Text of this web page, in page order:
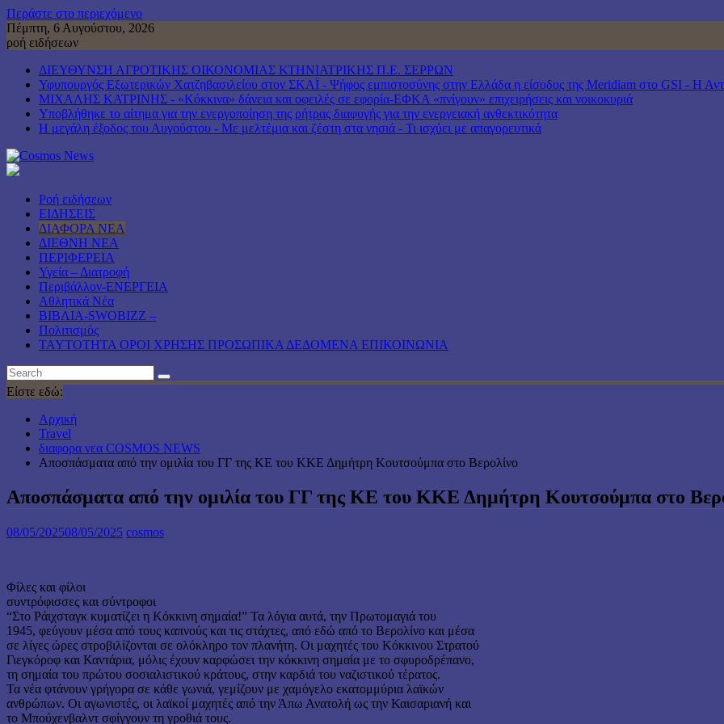
Περάστε στο περιεχόμενο
Πέμπτη, 6 Αυγούστου, 2026
ροή ειδήσεων
ΔΙΕΥΘΥΝΣΗ ΑΓΡΟΤΙΚΗΣ ΟΙΚΟΝΟΜΙΑΣ ΚΤΗΝΙΑΤΡΙΚΗΣ Π.Ε. ΣΕΡΡΩΝ
Υφυπουργός Εξωτερικών Χατζηβασιλείου στον ΣΚΑΪ - Ψήφος εμπιστοσύνης στην Ελλάδα η είσοδος της Meridiam στο GSI - Η
ΜΙΧΑΛΗΣ ΚΑΤΡΙΝΗΣ - «Κόκκινα» δάνεια και οφειλές σε εφορία-ΕΦΚΑ «πνίγουν» επιχειρήσεις και νοικοκυριά
Υποβλήθηκε το αίτημα για την ενεργοποίηση της ρήτρας διαφυγής για την ενεργειακή ανθεκτικότητα
Η μεγάλη έξοδος του Αυγούστου - Με μελτέμια και ζέστη στα νησιά - Τι ισχύει με απαγορευτικά
Ροή ειδήσεων
ΕΙΔΗΣΕΙΣ
ΔΙΑΦΟΡΑ ΝΕΑ
ΔΙΕΘΝΗ ΝΕΑ
ΠΕΡΙΦΕΡΕΙΑ
Υγεία – Διατροφή
Περιβάλλον-ΕΝΕΡΓΕΙΑ
Αθλητικά Νέα
ΒΙΒΛΙΑ-SWOBIZZ –
Πολιτισμός
TAYTOTHTA ΟΡΟΙ ΧΡΗΣΗΣ ΠΡΟΣΩΠΙΚΑ ΔΕΔΟΜΕΝΑ ΕΠΙΚΟΙΝΩΝΙΑ
Είστε εδώ:
Αρχική
Travel
διαφορα νεα COSMOS NEWS
Αποσπάσματα από την ομιλία του ΓΓ της ΚΕ του ΚΚΕ Δημήτρη Κουτσούμπα στο Βερολίνο
Αποσπάσματα από την ομιλία του ΓΓ της ΚΕ του ΚΚΕ Δημήτρη Κουτσούμπα στο
08/05/202508/05/2025 cosmos
Φίλες και φίλοι
συντρόφισσες και σύντροφοι
“Στο Ράιχσταγκ κυματίζει η Κόκκινη σημαία!” Τα λόγια αυτά, την Πρωτομαγιά του
1945, φεύγουν μέσα από τους καπνούς και τις στάχτες, από εδώ από το Βερολίνο και μέσα
σε λίγες ώρες στροβιλίζονται σε ολόκληρο τον πλανήτη. Οι μαχητές του Κόκκινου Στρατού
Γιεγκόροφ και Καντάρια, μόλις έχουν καρφώσει την κόκκινη σημαία με το σφυροδρέπανο,
τη σημαία του πρώτου σοσιαλιστικού κράτους, στην καρδιά του ναζιστικού τέρατος.
Τα νέα φτάνουν γρήγορα σε κάθε γωνιά, γεμίζουν με χαμόγελο εκατομμύρια λαϊκών
ανθρώπων. Οι αγωνιστές, οι λαϊκοί μαχητές από την Άπω Ανατολή ως την Καισαριανή και
το Μπούχενβαλντ σφίγγουν τη γροθιά τους.